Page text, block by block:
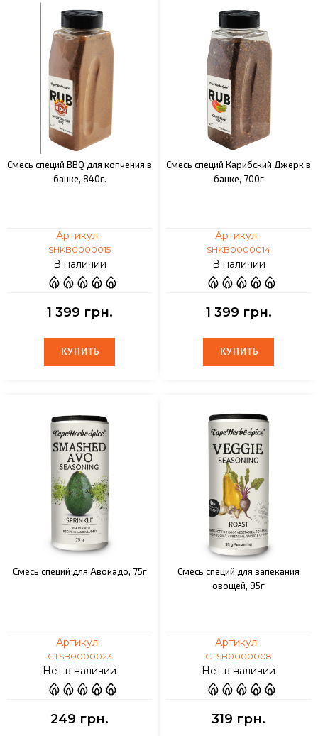
Смесь специй BBQ для копчения в
банке, 840г.
Артикул :
SHKB0000015
В наличии
1 399 грн.
КУПИТЬ
КУПИТЬ
Смесь специй Карибский Джерк в
банке, 700г
Артикул :
SHKB0000014
В наличии
1 399 грн.
КУПИТЬ
КУПИТЬ
Смесь специй для Авокадо, 75г
Артикул :
CTSB0000023
Нет в наличии
249 грн.
Смесь специй для запекания
овощей, 95г
Артикул :
CTSB0000008
Нет в наличии
319 грн.